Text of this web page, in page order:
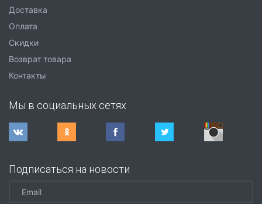
Доставка
Оплата
Скидки
Возврат товара
Контакты
Мы в социальных сетях
Подписаться на новости